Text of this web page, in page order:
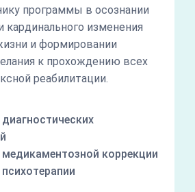
программы в осознании
кардинального изменения
и формировании
к прохождению всех
реабилитации.
коррекции